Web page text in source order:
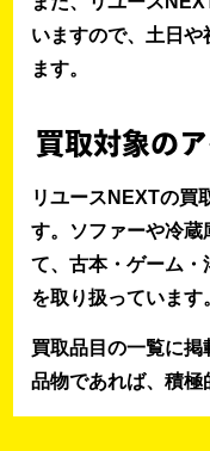
いますので、土日
ます。
買取対象の
リユースNEXTの買
す。ソファーや冷蔵
て、古本・ゲーム
を取り扱っています
買取品目の一覧に
品物であれば、積極